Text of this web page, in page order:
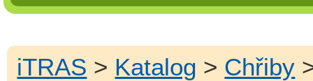
iTRAS > Katalog > Chřiby